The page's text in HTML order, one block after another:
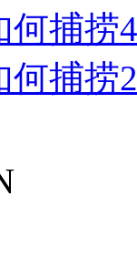
何捕捞4
何捕捞2